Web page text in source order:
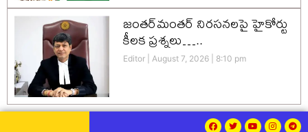
జంతర్‌మంతర్ నిరసనలపై హైకోర్టు
కీలక ప్రశ్నలు…..
Editor August 7, 2026 8:10 pm